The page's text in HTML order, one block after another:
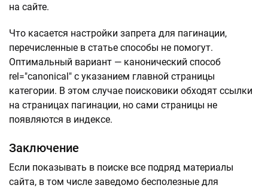
на сайте.
Что касается настройки запрета для пагинации,
перечисленные в статье способы не помогут.
Оптимальный вариант — канонический способ
rel="canonical" с указанием главной страницы
категории. В этом случае поисковики обходят ссылки
на страницах пагинации, но сами страницы не
появляются в индексе.
Заключение
Если показывать в поиске все подряд материалы
сайта, в том числе заведомо бесполезные для